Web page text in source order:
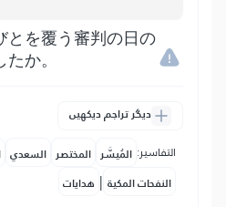
とを覆う審判の日の
か。
دیگر تراجم دیکھیں
التفاسير: المُيسَّر المختصر السعدي
النفحات المكية | هدايات